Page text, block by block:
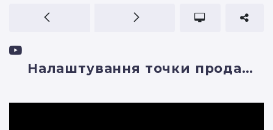
Налаштування точки продажу в Odoo для одного або кількох касирів